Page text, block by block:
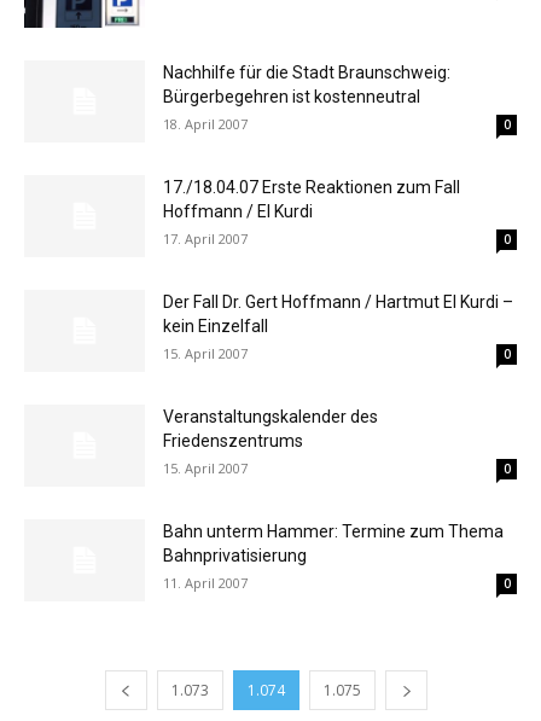
Nachhilfe für die Stadt Braunschweig:
Bürgerbegehren ist kostenneutral
18. April 2007 0
17./18.04.07 Erste Reaktionen zum Fall
Hoffmann / El Kurdi
17. April 2007 0
Der Fall Dr. Gert Hoffmann / Hartmut El Kurdi –
kein Einzelfall
15. April 2007 0
Veranstaltungskalender des
Friedenszentrums
15. April 2007 0
Bahn unterm Hammer: Termine zum Thema
Bahnprivatisierung
11. April 2007 0
1.073 1.074 1.075